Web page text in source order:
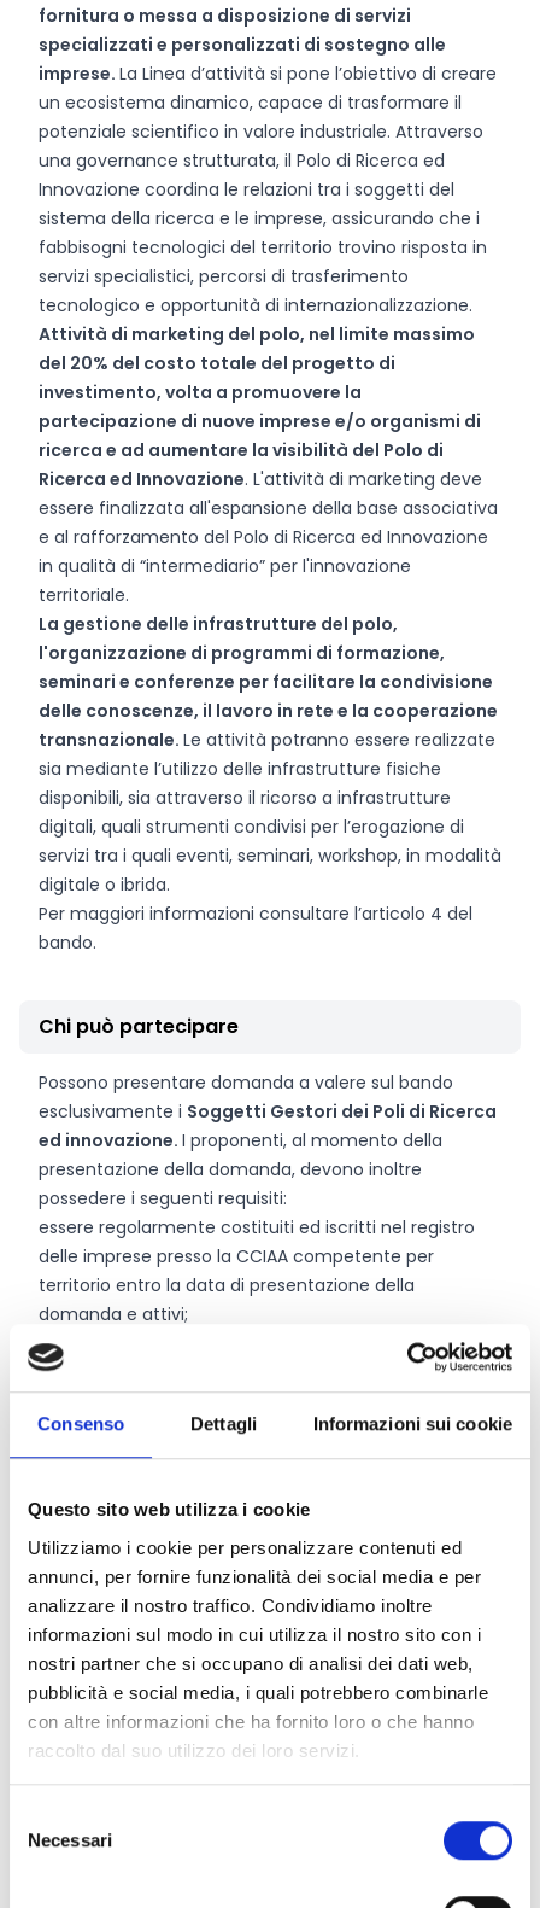
Consenso Dettagli Informazioni sui cookie
Questo sito web utilizza i cookie
Utilizziamo i cookie per personalizzare contenuti ed
annunci, per fornire funzionalità dei social media e per
analizzare il nostro traffico. Condividiamo inoltre
informazioni sul modo in cui utilizza il nostro sito con i
nostri partner che si occupano di analisi dei dati web,
pubblicità e social media, i quali potrebbero combinarle
con altre informazioni che ha fornito loro o che hanno
raccolto dal suo utilizzo dei loro servizi.
delNecessari
fornitura o messa a disposizione di servizi
specializzati e personalizzati di sostegno alle
imprese. La Linea d’attività si pone l’obiettivo di creare
un ecosistema dinamico, capace di trasformare il
potenziale scientifico in valore industriale. Attraverso
una governance strutturata, il Polo di Ricerca ed
Innovazione coordina le relazioni tra i soggetti del
sistema della ricerca e le imprese, assicurando che i
fabbisogni tecnologici del territorio trovino risposta in
servizi specialistici, percorsi di trasferimento
tecnologico e opportunità di internazionalizzazione.
Attività di marketing del polo, nel limite massimo
del 20% del costo totale del progetto di
investimento, volta a promuovere la
partecipazione di nuove imprese e/o organismi di
ricerca e ad aumentare la visibilità del Polo di
Ricerca ed Innovazione. L'attività di marketing deve
essere finalizzata all'espansione della base associativa
e al rafforzamento del Polo di Ricerca ed Innovazione
in qualità di “intermediario” per l'innovazione
territoriale.
La gestione delle infrastrutture del polo,
l'organizzazione di programmi di formazione,
seminari e conferenze per facilitare la condivisione
delle conoscenze, il lavoro in rete e la cooperazione
transnazionale. Le attività potranno essere realizzate
sia mediante l’utilizzo delle infrastrutture fisiche
disponibili, sia attraverso il ricorso a infrastrutture
digitali, quali strumenti condivisi per l’erogazione di
servizi tra i quali eventi, seminari, workshop, in modalità
digitale o ibrida.
Per maggiori informazioni consultare l’articolo 4 del
bando.
Chi può partecipare
Possono presentare domanda a valere sul bando
esclusivamente i Soggetti Gestori dei Poli di Ricerca
ed innovazione. I proponenti, al momento della
presentazione della domanda, devono inoltre
possedere i seguenti requisiti:
essere regolarmente costituiti ed iscritti nel registro
delle imprese presso la CCIAA competente per
territorio entro la data di presentazione della
domanda e attivi;
esercitare attività di produzione di beni e servizi, come
indicato dall’art. 2195 del c.c.;
prodotti della pesca e dell’acquacoltura, nel settore
della produzione primaria dei prodotti agricoli e nel
commercializzazione del tabacco e dei prodotti del
tabacco, di cui all’art. 7.1 c) del Regolamento (UE) n.
2021/1058;
non trovarsi in stato di liquidazione giudiziale,
concordato preventivo (ad eccezione del concordato
preventivo con continuità aziendale in forma diretta o
indiretta, per il quale sia già stato adottato il decreto di
omologazione previsto dall’art. 112 e ss. del Codice della
crisi d’impresa e dell’insolvenza), ed ogni altra
procedura concorsuale prevista dal d.lgs. n. 14/2019,
avere in corso un procedimento per la dichiarazione di
Il proponente deve avere una sede operativa in Liguria